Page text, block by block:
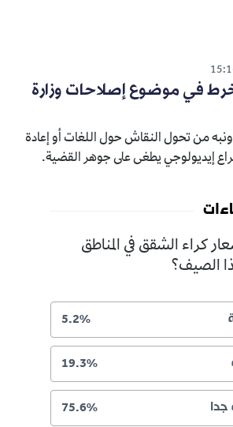
في موضوع إصلاحات وزارة
من تحول النقاش حول اللغات أو إعادة
إيديولوجي يطغى على جوهر القضية.
كراء الشقق في المناطق
الصيف؟
5.2%
19.3%
75.6%